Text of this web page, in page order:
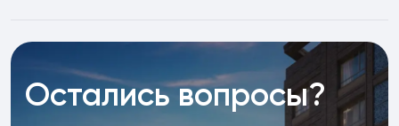
Остались вопросы?